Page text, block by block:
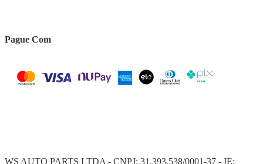
Pague Com
WS AUTO PARTS LTDA - CNPJ: 31.393.538/0001-37 - IE: